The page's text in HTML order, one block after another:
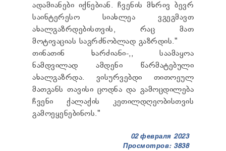
ადამიანები იქნებიან. ჩვენის მხრივ ბევრ
საინტერესო სიახლეა ვგეგმავთ
ახალგაზრდებისთვის, რაც მათ
მოტივაციას საგრძნობლად გაზრდის."
თინათინ ხარძიანი-,, საამაყოა
ნამდვილად ამდენი წარმატებული
ახალგაზრდა. ვისურვებდი თითოეულ
მათგანს თავისი ცოდნა და გამოცდილება
ჩვენი ქალაქის კეთილდღეობისთვის
გამოეყენებინოს."
02 февраля 2023
Просмотров: 3838